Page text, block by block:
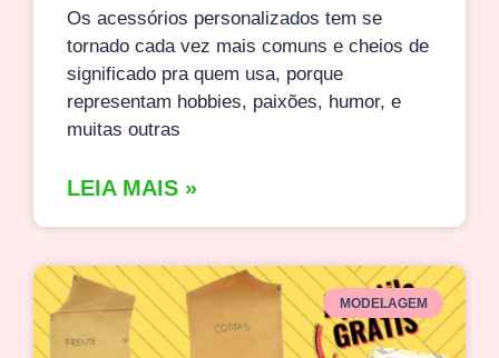
Os acessórios personalizados tem se
tornado cada vez mais comuns e cheios de
significado pra quem usa, porque
representam hobbies, paixões, humor, e
muitas outras
LEIA MAIS »
MODELAGEM